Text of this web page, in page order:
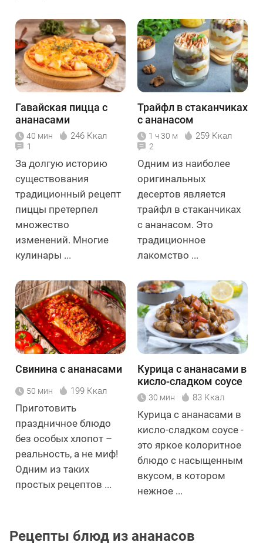
Гавайская пицца с
ананасами
40 мин 246 Ккал
1
За долгую историю
существования
традиционный рецепт
пиццы претерпел
множество
изменений. Многие
кулинары ...
Трайфл в стаканчиках
с ананасом
1 ч 30 м 259 Ккал
2
Одним из наиболее
оригинальных
десертов является
трайфл в стаканчиках
с ананасом. Это
традиционное
лакомство ...
Свинина с ананасами
50 мин 199 Ккал
Приготовить
праздничное блюдо
без особых хлопот –
реальность, а не миф!
Одним из таких
простых рецептов ...
Курица с ананасами в
кисло-сладком соусе
30 мин 83 Ккал
Курица с ананасами в
кисло-сладком соусе -
это яркое колоритное
блюдо с насыщенным
вкусом, в котором
нежное ...
Рецепты блюд из ананасов